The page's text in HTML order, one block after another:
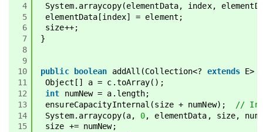
4
5
6
7
8
9
10
11
12
13
14
15
System.arraycopy(elementData, index,
elementData[index] = element;
size++;
}
public boolean addAll(Collection<? extends E>
Object[] a = c.toArray();
int
numNew = a.length;
ensureCapacityInternal(size + numNew);
//
System.arraycopy(a, 0, elementData, size,
size += numNew;